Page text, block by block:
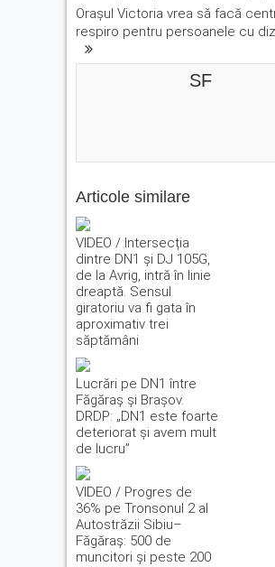
Orașul Victoria vrea să facă
respiro pentru persoanele cu
SF
Articole similare
VIDEO / Intersecția
dintre DN1 și DJ 105G,
de la Avrig, intră în linie
dreaptă. Sensul
giratoriu va fi gata în
aproximativ trei
săptămâni
Lucrări pe DN1 între
Făgăraș și Brașov.
DRDP: „DN1 este foarte
deteriorat și avem mult
de lucru”
VIDEO / Progres de
36% pe Tronsonul 2 al
Autostrăzii Sibiu–
Făgăraș: 500 de
muncitori și peste 200